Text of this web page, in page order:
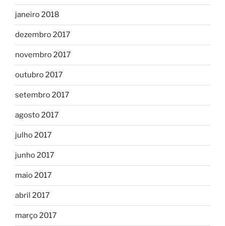
janeiro 2018
dezembro 2017
novembro 2017
outubro 2017
setembro 2017
agosto 2017
julho 2017
junho 2017
maio 2017
abril 2017
março 2017